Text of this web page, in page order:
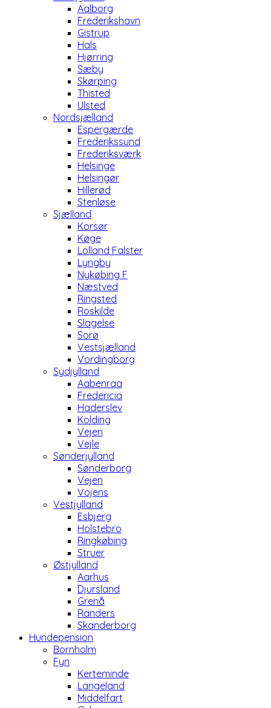
Aalborg
Frederikshavn
Gistrup
Hals
Hjørring
Sæby
Skørping
Thisted
Ulsted
Nordsjælland
Espergærde
Frederikssund
Frederiksværk
Helsinge
Helsingør
Hillerød
Stenløse
Sjælland
Korsør
Køge
Lolland Falster
Lyngby
Nykøbing F
Næstved
Ringsted
Roskilde
Slagelse
Sorø
Vestsjælland
Vordingborg
Sydjylland
Aabenraa
Fredericia
Haderslev
Kolding
Vejen
Vejle
Sønderjylland
Sønderborg
Vejen
Vojens
Vestjylland
Esbjerg
Holstebro
Ringkøbing
Struer
Østjylland
Aarhus
Djursland
Grenå
Randers
Skanderborg
Hundepension
Bornholm
Fyn
Kerteminde
Langeland
Middelfart